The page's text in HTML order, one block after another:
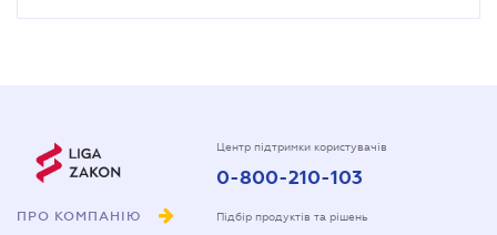
ПРО КОМПАНІЮ
Центр підтримки користувачів
0-800-210-103
Підбір продуктів та рішень